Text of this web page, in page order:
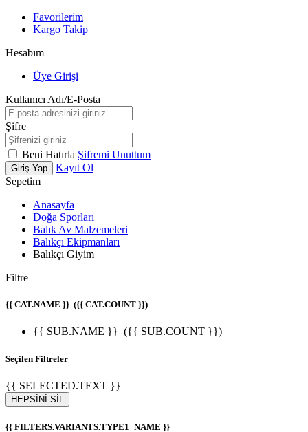
Favorilerim
Kargo Takip
Hesabım
Üye Girişi
Kullanıcı Adı/E-Posta
Şifre
Beni Hatırla Şifremi Unuttum
Giriş Yap
Kayıt Ol
Sepetim
Anasayfa
Doğa Sporları
Balık Av Malzemeleri
Balıkçı Ekipmanları
Balıkçı Giyim
Filtre
{{ CAT.NAME }} ({{ CAT.COUNT }})
{{ SUB.NAME }} ({{ SUB.COUNT }})
Seçilen Filtreler
{{ SELECTED.TEXT }}
HEPSİNİ SİL
{{ FILTERS.VARIANTS.TYPE1_NAME }}